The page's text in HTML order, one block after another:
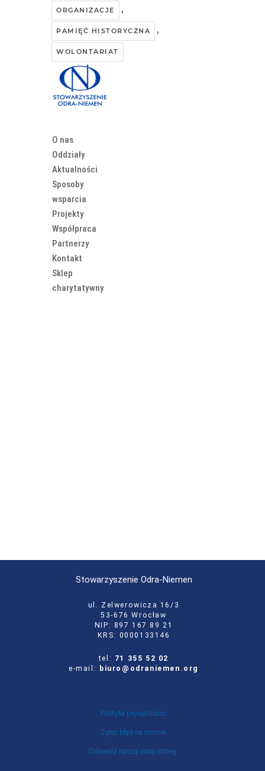
ORGANIZACJE ,
PAMIĘĆ HISTORYCZNA ,
WOLONTARIAT
O nas
Oddziały
Aktualności
Sposoby
wsparcia
Projekty
Współpraca
Partnerzy
Kontakt
Sklep
charytatywny
Stowarzyszenie Odra-Niemen
ul. Zelwerowicza 16/3
53-676 Wrocław
NIP: 897 167 89 21
KRS: 0000133146
tel: 71 355 52 02
e-mail:
biuro@odraniemen.org
Polityka prywatności
Zgłoś błąd na stronie
Odwiedź naszą starą stronę